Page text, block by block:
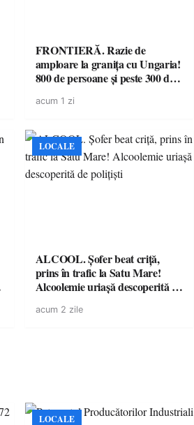
FRONTIERĂ. Razie de
amploare la granița cu Ungaria!
800 de persoane și peste 300 de
acum 1 zi
LOCALE
ALCOOL. Șofer beat criță,
prins în trafic la Satu Mare!
Alcoolemie uriașă descoperită de
acum 2 zile
LOCALE